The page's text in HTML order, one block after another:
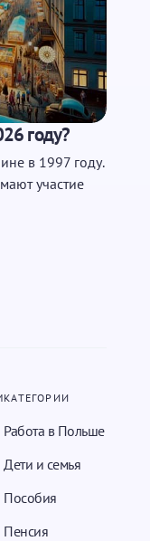
году?
в 1997 году.
участие
КАТЕГОРИИ
Работа в Польше
Дети и семья
Пособия
Пенсия